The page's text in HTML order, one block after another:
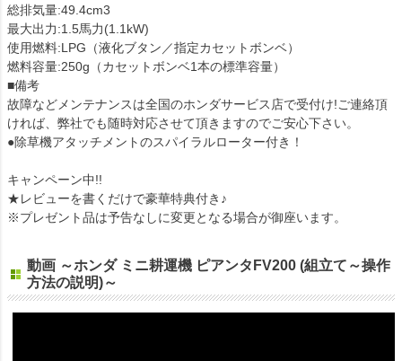
総排気量:49.4cm3
最大出力:1.5馬力(1.1kW)
使用燃料:LPG（液化ブタン／指定カセットボンベ）
燃料容量:250g（カセットボンベ1本の標準容量）
■備考
故障などメンテナンスは全国のホンダサービス店で受付け!ご連絡頂
ければ、弊社でも随時対応させて頂きますのでご安心下さい。
●除草機アタッチメントのスパイラルローター付き！
キャンペーン中!!
★レビューを書くだけで豪華特典付き♪
※プレゼント品は予告なしに変更となる場合が御座います。
動画 ～ホンダ ミニ耕運機 ピアンタFV200 (組立て～操作
方法の説明)～